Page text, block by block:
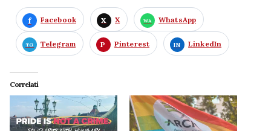
Facebook X WhatsApp
Telegram Pinterest LinkedIn
Correlati